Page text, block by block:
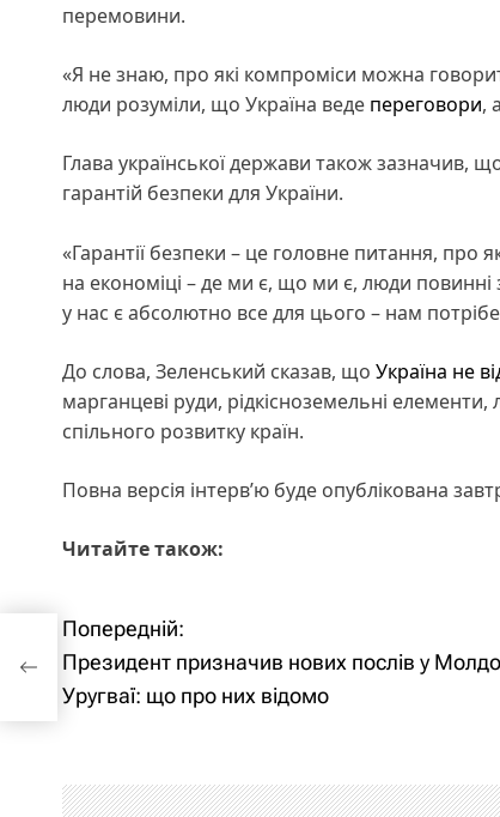
перемовини.
«Я не знаю, про які компроміси можна
люди розуміли, що Україна веде переговори,
Глава української держави також зазначив,
гарантій безпеки для України.
«Гарантії безпеки – це головне питання,
на економіці – де ми є, що ми є, люди
у нас є абсолютно все для цього – нам
До слова, Зеленський сказав, що Україна не
марганцеві руди, рідкісноземельні
спільного розвитку країн.
Повна версія інтервʼю буде опублікована
Читайте також:
Н
а
і
Попередній:
Президент призначив нових послів у
Уругваї: що про них відомо